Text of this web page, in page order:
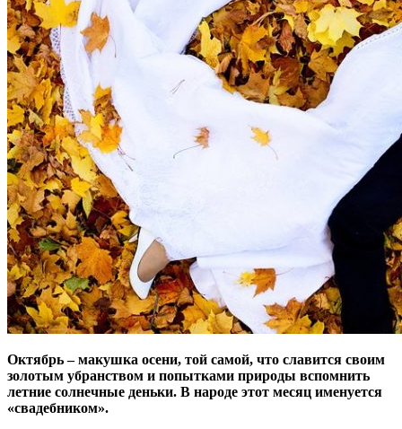
Октябрь – макушка осени, той самой, что славится своим
золотым убранством и попытками природы вспомнить
летние солнечные деньки. В народе этот месяц именуется
«свадебником».